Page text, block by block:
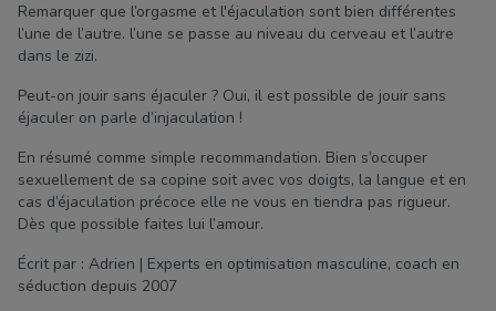
Remarquer que l’orgasme et l'éjaculation sont bien différentes
l’une de l’autre. l’une se passe au niveau du cerveau et l’autre
dans le zizi.
Peut-on jouir sans éjaculer ? Oui, il est possible de jouir sans
éjaculer on parle d’injaculation !
En résumé comme simple recommandation. Bien s’occuper
sexuellement de sa copine soit avec vos doigts, la langue et en
cas d’éjaculation précoce elle ne vous en tiendra pas rigueur.
Dès que possible faites lui l’amour.
Écrit par : Adrien | Experts en optimisation masculine, coach en
séduction depuis 2007